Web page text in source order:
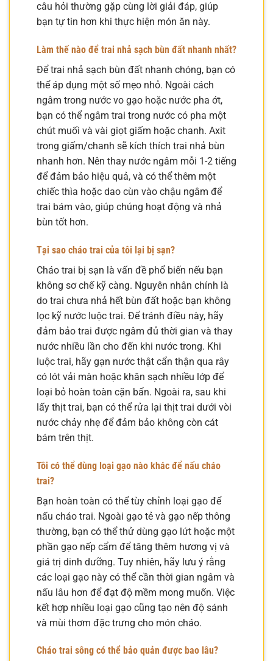
câu hỏi thường gặp cùng lời giải đáp, giúp
bạn tự tin hơn khi thực hiện món ăn này.
Làm thế nào để trai nhả sạch bùn đất nhanh nhất?
Để trai nhả sạch bùn đất nhanh chóng, bạn có
thể áp dụng một số mẹo nhỏ. Ngoài cách
ngâm trong nước vo gạo hoặc nước pha ớt,
bạn có thể ngâm trai trong nước có pha một
chút muối và vài giọt giấm hoặc chanh. Axit
trong giấm/chanh sẽ kích thích trai nhả bùn
nhanh hơn. Nên thay nước ngâm mỗi 1-2 tiếng
để đảm bảo hiệu quả, và có thể thêm một
chiếc thìa hoặc dao cùn vào chậu ngâm để
trai bám vào, giúp chúng hoạt động và nhả
bùn tốt hơn.
Tại sao cháo trai của tôi lại bị sạn?
Cháo trai bị sạn là vấn đề phổ biến nếu bạn
không sơ chế kỹ càng. Nguyên nhân chính là
do trai chưa nhả hết bùn đất hoặc bạn không
lọc kỹ nước luộc trai. Để tránh điều này, hãy
đảm bảo trai được ngâm đủ thời gian và thay
nước nhiều lần cho đến khi nước trong. Khi
luộc trai, hãy gạn nước thật cẩn thận qua rây
có lót vải màn hoặc khăn sạch nhiều lớp để
loại bỏ hoàn toàn cặn bẩn. Ngoài ra, sau khi
lấy thịt trai, bạn có thể rửa lại thịt trai dưới vòi
nước chảy nhẹ để đảm bảo không còn cát
bám trên thịt.
Tôi có thể dùng loại gạo nào khác để nấu cháo
trai?
Bạn hoàn toàn có thể tùy chỉnh loại gạo để
nấu cháo trai. Ngoài gạo tẻ và gạo nếp thông
thường, bạn có thể thử dùng gạo lứt hoặc một
phần gạo nếp cẩm để tăng thêm hương vị và
giá trị dinh dưỡng. Tuy nhiên, hãy lưu ý rằng
các loại gạo này có thể cần thời gian ngâm và
nấu lâu hơn để đạt độ mềm mong muốn. Việc
kết hợp nhiều loại gạo cũng tạo nên độ sánh
và mùi thơm đặc trưng cho món cháo.
Cháo trai sông có thể bảo quản được bao lâu?